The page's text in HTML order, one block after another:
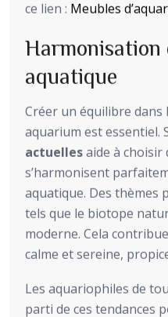
ce lien : Meubles
Harmonisation
aquatique
Créer un équilibre dans
aquarium est essentiel.
actuellesaide à choisir
s’harmonisent
aquatique. Des thèmes
tels que le biotope
moderne. Cela
calme et sereine,
Les aquariophiles de
parti de ces tendances